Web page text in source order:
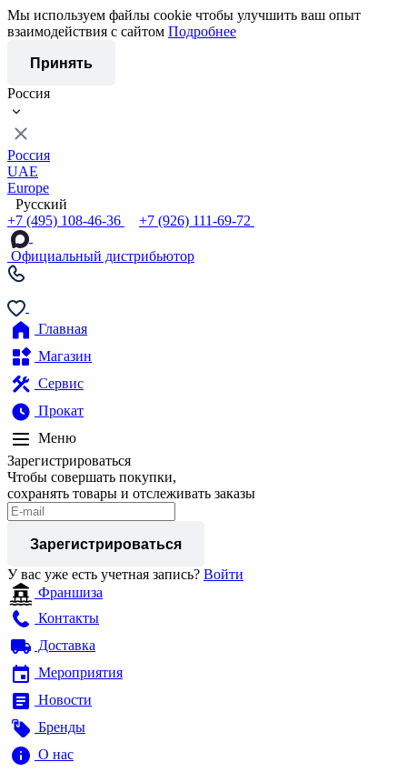
Мы используем файлы cookie чтобы улучшить ваш опыт
взаимодействия с сайтом Подробнее
Принять
Россия
Россия
UAE
Europe
Русский
+7 (495) 108-46-36
+7 (926) 111-69-72
Официальный дистрибьютор
Главная
Магазин
Сервис
Прокат
Меню
Зарегистрироваться
Чтобы совершать покупки,
сохранять товары и отслеживать заказы
Зарегистрироваться
У вас уже есть учетная запись? Войти
Франшиза
Контакты
Доставка
Мероприятия
Новости
Бренды
О нас